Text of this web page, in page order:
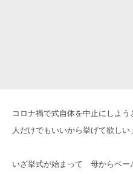
コロナ禍で式自体を中止にしよ
人だけでもいいから挙げて欲しい
いざ挙式が始まって 母からベー